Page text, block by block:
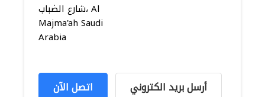
شارع الضباب، Al
Majma'ah Saudi
Arabia
اتصل الآن أرسل بريد الكتروني